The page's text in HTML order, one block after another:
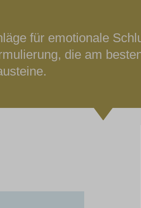
für emotionale
die am